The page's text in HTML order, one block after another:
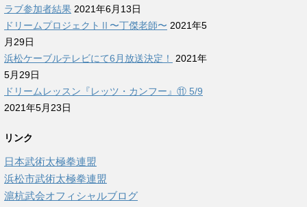
ラブ参加者結果 2021年6月13日
ドリームプロジェクトⅡ〜丁傑老師〜 2021年5
月29日
浜松ケーブルテレビにて6月放送決定！
2021年
5月29日
ドリームレッスン『レッツ・カンフー』⑪ 5/9
2021年5月23日
リンク
日本武術太極拳連盟
浜松市武術太極拳連盟
滬杭武会オフィシャルブログ